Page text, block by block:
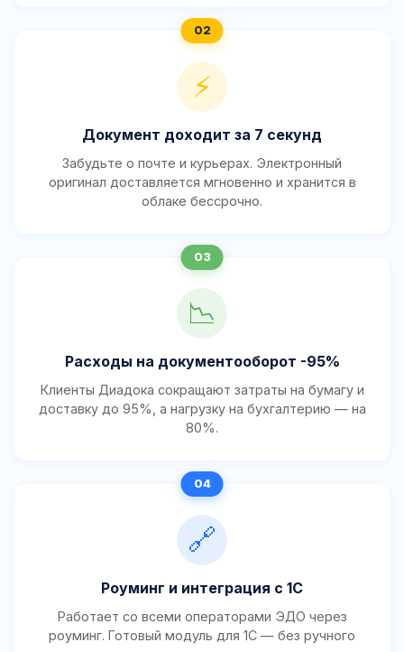
⚡
Документ доходит за 7 секунд
Забудьте о почте и курьерах. Электронный
оригинал доставляется мгновенно и хранится в
облаке бессрочно.
📉
Расходы на документооборот -95%
Клиенты Диадока сокращают затраты на бумагу и
доставку до 95%, а нагрузку на бухгалтерию — на
80%.
🔗
Роуминг и интеграция с 1С
Работает со всеми операторами ЭДО через
роуминг. Готовый модуль для 1С — без ручного